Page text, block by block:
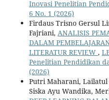
Inovasi Penelitian
6 No. 1 (2026)
Firdaus Trisno Gersul
Fajriani, ANALISIS
DALAM
LITERATUR REVIEW ,
Penelitian Pendidikan
(2026)
Putri Maharani,
Siska Ayu Wandika,